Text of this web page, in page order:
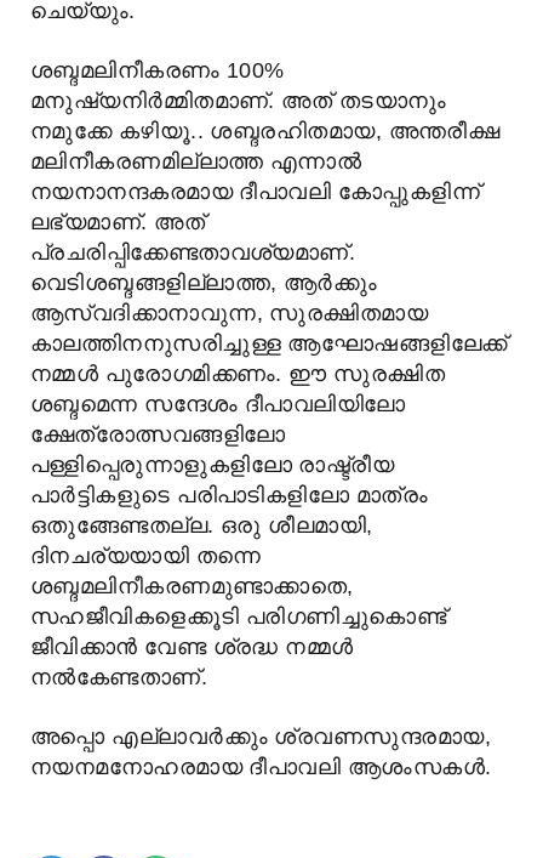
ചെയ്യും.
ശബ്ദമലിനീകരണം 100%
മനുഷ്യനിർമ്മിതമാണ്. അത് തടയാനും
നമുക്കേ കഴിയൂ.. ശബ്ദരഹിതമായ, അന്തരീക്ഷ
മലിനീകരണമില്ലാത്ത എന്നാൽ
നയനാനന്ദകരമായ ദീപാവലി കോപ്പുകളിന്ന്
ലഭ്യമാണ്. അത്
പ്രചരിപ്പിക്കേണ്ടതാവശ്യമാണ്.
വെടിശബ്ദങ്ങളില്ലാത്ത, ആർക്കും
ആസ്വദിക്കാനാവുന്ന, സുരക്ഷിതമായ
കാലത്തിനനുസരിച്ചുള്ള ആഘോഷങ്ങളിലേക്ക്
നമ്മൾ പുരോഗമിക്കണം. ഈ സുരക്ഷിത
ശബ്ദമെന്ന സന്ദേശം ദീപാവലിയിലോ
ക്ഷേത്രോത്സവങ്ങളിലോ
പള്ളിപ്പെരുന്നാളുകളിലോ രാഷ്ട്രീയ
പാർട്ടികളുടെ പരിപാടികളിലോ മാത്രം
ഒതുങ്ങേണ്ടതല്ല. ഒരു ശീലമായി,
ദിനചര്യയായി തന്നെ
ശബ്ദമലിനീകരണമുണ്ടാക്കാതെ,
സഹജീവികളെക്കൂടി പരിഗണിച്ചുകൊണ്ട്
ജീവിക്കാൻ വേണ്ട ശ്രദ്ധ നമ്മൾ
നൽകേണ്ടതാണ്.
അപ്പൊ എല്ലാവർക്കും ശ്രവണസുന്ദരമായ,
നയനമനോഹരമായ ദീപാവലി ആശംസകൾ.